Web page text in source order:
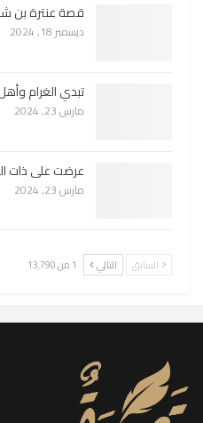
قصة عنترة بن
ديسمبر 18, 2024
تبدي الغرام
مارس 23, 2024
عرضت على ذات
مارس 23, 2024
السابق التالي 1 من 13٬790